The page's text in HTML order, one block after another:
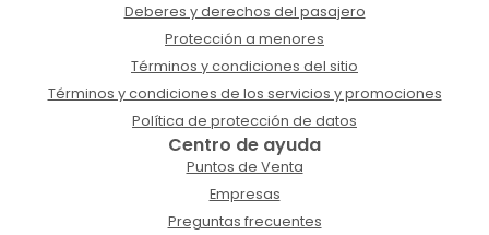
Deberes y derechos del pasajero
Protección a menores
Términos y condiciones del sitio
Términos y condiciones de los servicios y promociones
Política de protección de datos
Centro de ayuda
Puntos de Venta
Empresas
Preguntas frecuentes